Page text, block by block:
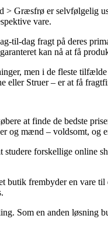
Græsfrø er selvfølgelig
vare.
til-dag fragt på deres
kan nå at få
men i de fleste
eller Struer – er at få
at finde de bedste
og mænd – voldsomt, og
forskellige online
butik frembyder en vare
Som en anden